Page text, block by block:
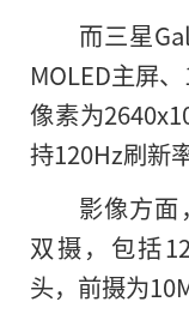
而三星
MOLED主屏
像素为
持120Hz刷新率
影像方面
双摄，包括
头，前摄为